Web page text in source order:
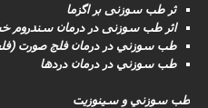
ثر طب سوزنی بر اگزما
اثر طب سوزنی در درمان سندروم
طب سوزني در درمان فلج صورت
طب سوزني در درمان دردها
طب سوزني و سینوزیت